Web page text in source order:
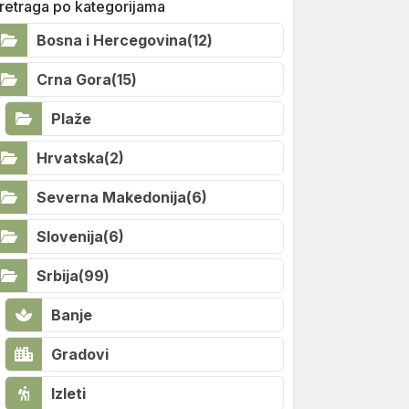
po kategorijama
Bosna i Hercegovina(12)
Crna Gora(15)
Plaže
Hrvatska(2)
Severna Makedonija(6)
Slovenija(6)
Srbija(99)
Banje
Gradovi
Izleti